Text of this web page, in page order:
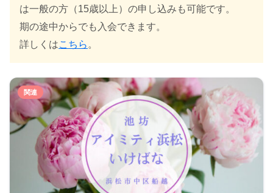
は一般の方（15歳以上）の申し込みも可能です。
期の途中からでも入会できます。
詳しくはこちら 。